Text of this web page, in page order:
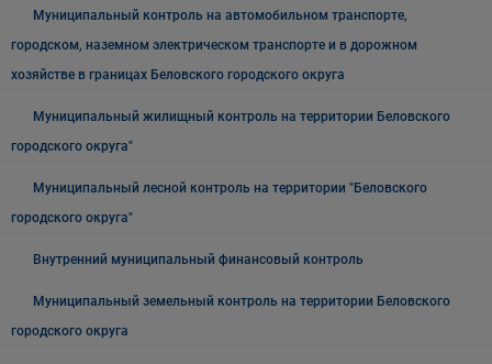
Муниципальный контроль на автомобильном транспорте,
городском, наземном электрическом транспорте и в дорожном
хозяйстве в границах Беловского городского округа
Муниципальный жилищный контроль на территории Беловского
городского округа"
Муниципальный лесной контроль на территории "Беловского
городского округа"
Внутренний муниципальный финансовый контроль
Муниципальный земельный контроль на территории Беловского
городского округа